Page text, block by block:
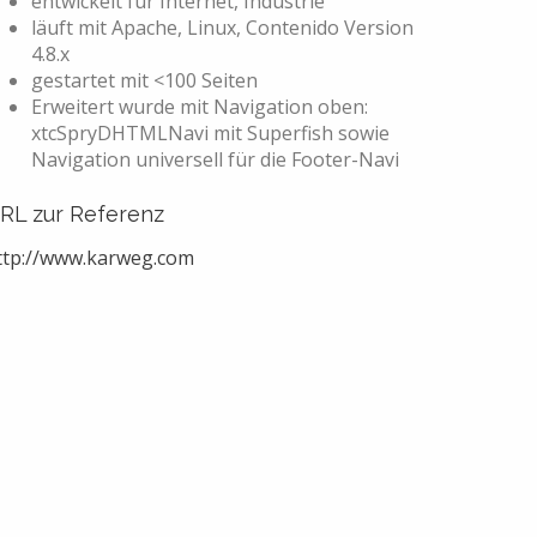
läuft mitApache, Linux, Contenido Version
4.8.x
gestartet mit <100 Seiten
Erweitert wurde mit Navigation oben:
xtcSpryDHTMLNavi mit Superfish sowie
Navigation universell für die Footer-Navi
zur Referenz
www.karweg.com